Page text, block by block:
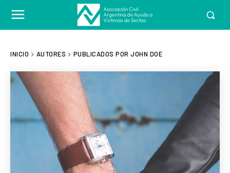
INICIO AUTORES PUBLICADOS POR JOHN DOE